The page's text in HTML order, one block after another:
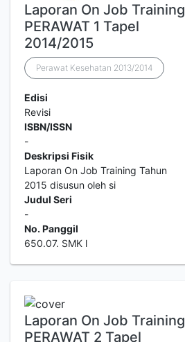
Laporan On Job Training
PERAWAT 1 Tapel
2014/2015
Perawat Kesehatan 2013/2014
Edisi
Revisi
ISBN/ISSN
-
Deskripsi Fisik
Laporan On Job Training Tahun
2015 disusun oleh si
Judul Seri
-
No. Panggil
650.07. SMK l
Laporan On Job Training
PERAWAT 2 Tapel